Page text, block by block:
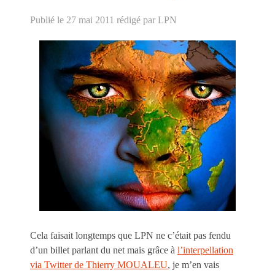
Publié le 27 mai 2011 rédigé par LPN
Cela faisait longtemps que LPN ne c’était pas fendu
d’un billet parlant du net mais grâce à l’interpellation
via Twitter de Thierry MOUALEU, je m’en vais